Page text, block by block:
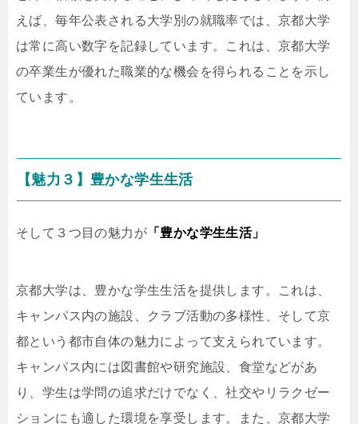
えば、毎年公表される大学別の就職率では、京都大学
は常に高い数字を記録しています。これは、京都大学
の卒業生が優れた職業的な機会を得られることを示し
ています。
【魅力３】豊かな学生生活
そして３つ目の魅力が 「豊かな学生生活」
京都大学は、豊かな学生生活を提供します。これは、
キャンパス内の施設、クラブ活動の多様性、そして京
都という都市自体の魅力によって支えられています。
キャンパス内には図書館や研究施設、食堂などがあ
り、学生は学問の追求だけでなく、社交やリラクゼー
ションにも適した環境を享受します。また、京都大学